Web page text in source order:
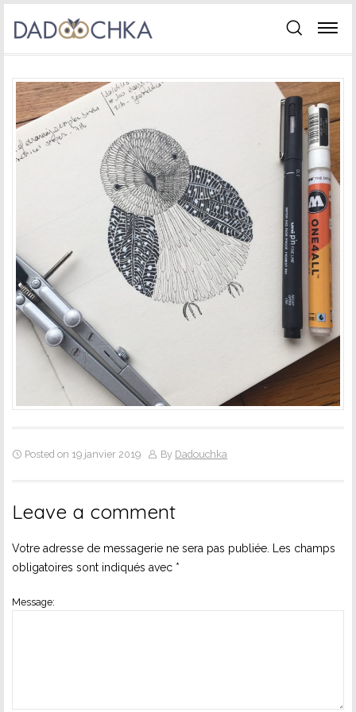
Posted on 19 janvier 2019 By Dadouchka
Leave a comment
Votre adresse de messagerie ne sera pas publiée.
Les champs
obligatoires sont indiqués avec *
Message: